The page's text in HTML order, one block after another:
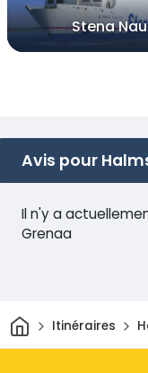
Stena
Avis pour
Il n'y a
Grenaa
Maison
Itinéraires